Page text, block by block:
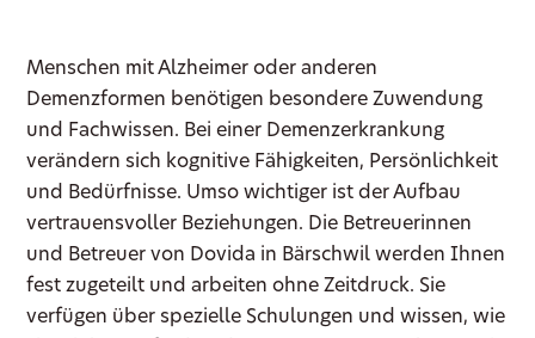
Menschen mit Alzheimer oder anderen
Demenzformen benötigen besondere Zuwendung
und Fachwissen. Bei einer Demenzerkrankung
verändern sich kognitive Fähigkeiten, Persönlichkeit
und Bedürfnisse. Umso wichtiger ist der Aufbau
vertrauensvoller Beziehungen. Die Betreuerinnen
und Betreuer von Dovida in Bärschwil werden Ihnen
fest zugeteilt und arbeiten ohne Zeitdruck. Sie
verfügen über spezielle Schulungen und wissen, wie